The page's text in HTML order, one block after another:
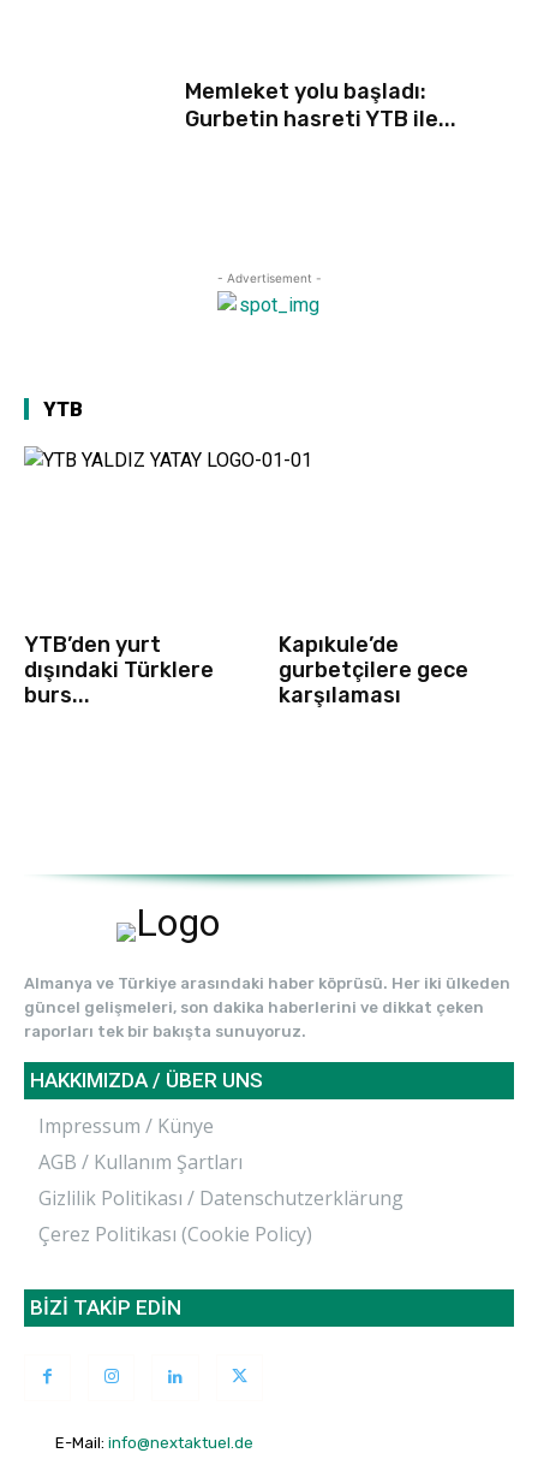
Memleket yolu başladı:
Gurbetin hasreti YTB ile...
- Advertisement -
YTB
YTB’den yurt
dışındaki Türklere
burs...
Kapıkule’de
gurbetçilere gece
karşılaması
Almanya ve Türkiye arasındaki haber köprüsü. Her iki ülkeden
güncel gelişmeleri, son dakika haberlerini ve dikkat çeken
raporları tek bir bakışta sunuyoruz.
HAKKIMIZDA / ÜBER UNS
Impressum / Künye
AGB / Kullanım Şartları
Gizlilik Politikası / Datenschutzerklärung
Çerez Politikası (Cookie Policy)
BİZİ TAKİP EDİN
E-Mail: info@nextaktuel.de